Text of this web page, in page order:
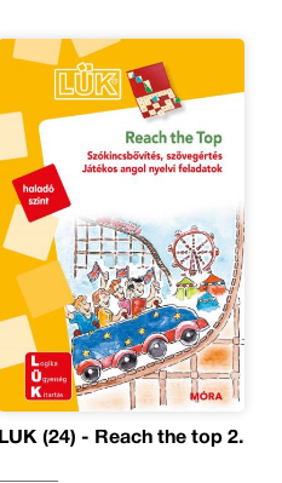
LÜK (24) - Reach the top 2.